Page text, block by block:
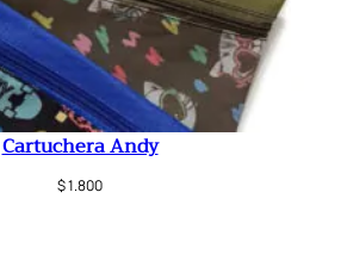
Cartuchera Andy
$1.800